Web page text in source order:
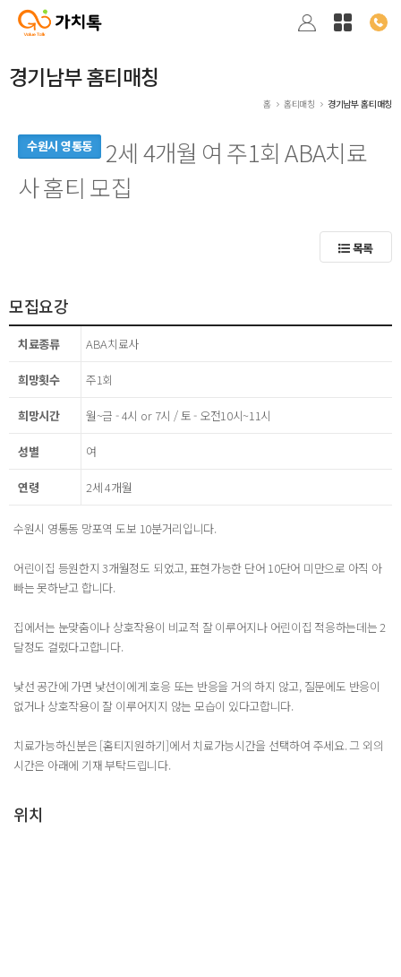
경기남부 홈티매칭
홈 홈티매칭 경기남부 홈티매칭
수원시 영통동
2세 4개월 여 주1회 ABA치료
사 홈티 모집
목록
모집요강
치료종류 ABA치료사
희망횟수 주1회
희망시간 월~금 - 4시 or 7시 / 토 - 오전10시~11시
성별 여
연령 2세 4개월
수원시 영통동 망포역 도보 10분거리입니다.
어린이집 등원한지 3개월정도 되었고, 표현가능한 단어 10단어 미만으로 아직 아
빠는 못하낟고 합니다.
집에서는 눈맞춤이나 상호작용이 비교적 잘 이루어지나 어린이집 적응하는데는 2
달정도 걸렸다고합니다.
낯선 공간에 가면 낯선이에게 호응 또는 반응을 거의 하지 않고, 질문에도 반응이
없거나 상호작용이 잘 이루어지지 않는 모습이 있다고합니다.
치료가능하신분은 [홈티지원하기]에서 치료가능시간을 선택하여 주세요. 그 외의
시간은 아래에 기재 부탁드립니다.
위치